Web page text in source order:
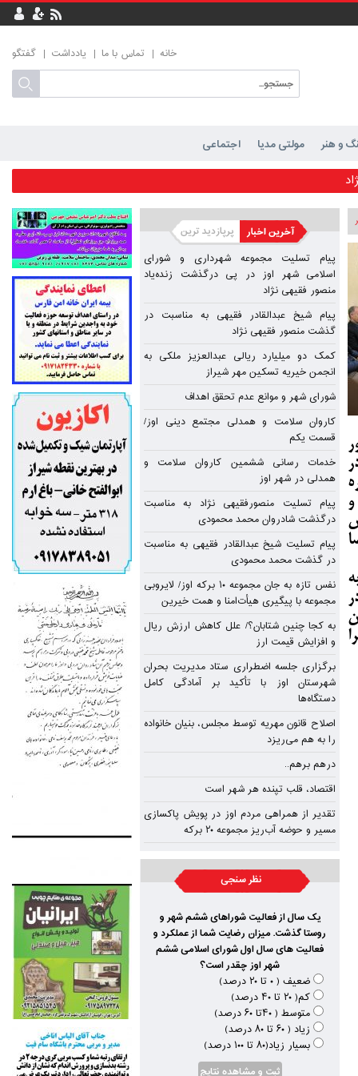
خانه تماس با ما یادداشت گفتگو
و هنر مولتی مدیا اجتماعی
زنده‌یاد منصور فقیهی نژاد
شیراز
محمودی
پیام تسلیت مجموعه شهرداری و شورای
اسلامی شهر اوز در پی درگذشت زنده‌یاد
منصور فقیهی نژاد
پیام شیخ عبدالقادر فقیهی به مناسبت در
گذشت منصور فقیهی نژاد
کمک دو میلیارد ریالی عبدالعزیز ملکی به
انجمن خیریه تسکین مهر شیراز
شورای شهر و موانع عدم تحقق اهداف
کاروان سلامت و همدلی مجتمع دینی اوز/
قسمت یکم
خدمات رسانی ششمین کاروان سلامت و
همدلی در شهر اوز
پیام تسلیت منصورفقیهی نژاد به مناسبت
درگذشت شادروان محمد محمودی
پیام تسلیت شیخ عبدالقادر فقیهی به مناسبت
در گذشت محمد محمودی
نفس تازه به جان مجموعه ۱۰ برکه اوز/ لایروبی
مجموعه با پیگیری هیأت‌امنا و همت خیرین
به کجا چنین شتابان؟/ علل کاهش ارزش ریال
و افزایش قیمت ارز
برگزاری جلسه اضطراری ستاد مدیریت بحران
شهرستان اوز با تأکید بر آمادگی کامل
دستگاه‌ها
اصلاح قانون مهریه توسط مجلس، بنیان خانواده
را به هم می‌ریزد
درهم برهم..
اقتصاد، قلب تپنده‌ هر شهر است
تقدیر از همراهی مردم اوز در پویش پاکسازی
مسیر و حوضه آب‌ریز مجموعه ۲۰ برکه
نظر سنجی
یک سال از فعالیت شوراهای ششم شهر و
روستا گذشت. میزان رضایت شما از عملکرد و
فعالیت های سال اول شورای اسلامی ششم
شهر اوز چقدر است؟
ضعیف ( ۰ تا ۲۰ درصد)
کم( ۲۰ تا ۴۰ درصد)
متوسط ( ۴۰تا ۶۰ درصد)
زیاد ( ۶۰ تا ۸۰ درصد)
بسیار زیاد(۸۰ تا ۱۰۰ درصد)